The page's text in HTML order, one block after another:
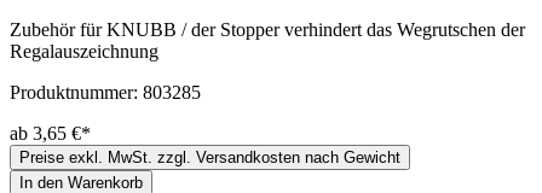
Zubehör für KNUBB / der Stopper verhindert das Wegrutschen der
Regalauszeichnung
Produktnummer: 803285
ab 3,65 €*
Preise exkl. MwSt. zzgl. Versandkosten nach Gewicht
In den Warenkorb